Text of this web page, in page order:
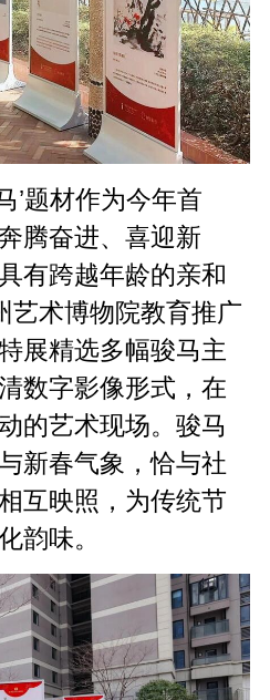
’题材作为今年首
腾奋进、喜迎新
有跨越年龄的亲和
艺术博物院教育推广
展精选多幅骏马主
数字影像形式，在
的艺术现场。骏马
新春气象，恰与社
互映照，为传统节
韵味。